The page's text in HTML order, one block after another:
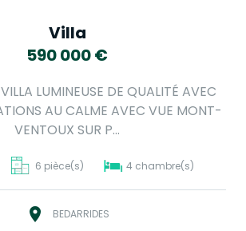
Villa
590 000€
LUMINEUSE DE QUALITÉ AVEC
AU CALME AVEC VUE MONT-
VENTOUX SUR P...
6 pièce(s) 4 chambre(s)
BEDARRIDES